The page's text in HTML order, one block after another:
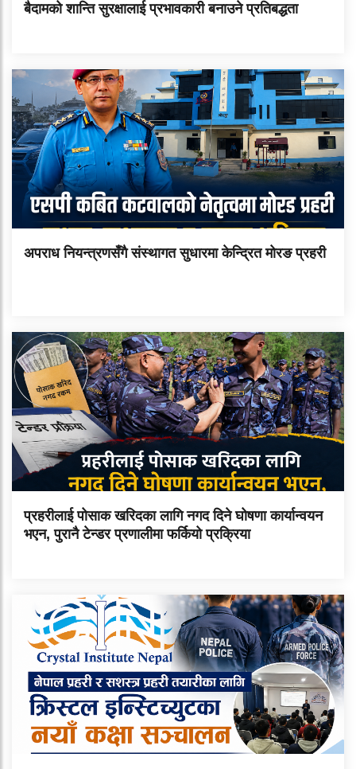
बैदामको शान्ति सुरक्षालाई प्रभावकारी बनाउने प्रतिबद्धता
अपराध नियन्त्रणसँगै संस्थागत सुधारमा केन्द्रित मोरङ प्रहरी
प्रहरीलाई पोसाक खरिदका लागि नगद दिने घोषणा कार्यान्वयन
भएन, पुरानै टेन्डर प्रणालीमा फर्कियो प्रक्रिया